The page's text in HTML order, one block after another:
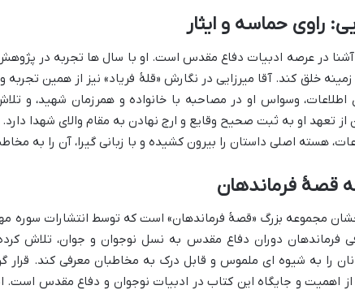
راوی حماسه و ایثار
آشنا در عرصه ادبیات دفاع مقدس است. او با سال ها تجربه در
خلق کند. آقا میرزایی در نگارش «قلۀ فریاد» نیز از همین
وسواس او در مصاحبه با خانواده و همرزمان شهید، و
تعهد او به ثبت صحیح وقایع و ارج نهادن به مقام والای شهدا
هسته اصلی داستان را بیرون کشیده و با زبانی گیرا، آن را به
قصۀ فرماندهان
مجموعه بزرگ «قصۀ فرماندهان» است که توسط انتشارات سوره
فرماندهان دوران دفاع مقدس به نسل نوجوان و جوان، تلاش
را به شیوه ای ملموس و قابل درک به مخاطبان معرفی کند. قرار
اهمیت و جایگاه این کتاب در ادبیات نوجوان و دفاع مقدس است.